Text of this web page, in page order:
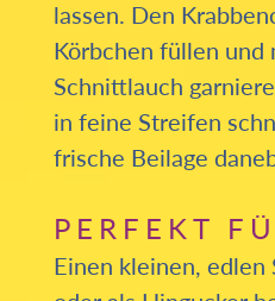
lassen. Den
Körbchen füllen und
Schnittlauch
in feine Streifen
frische Beilage
PERFEKT
Einen kleinen, edlen